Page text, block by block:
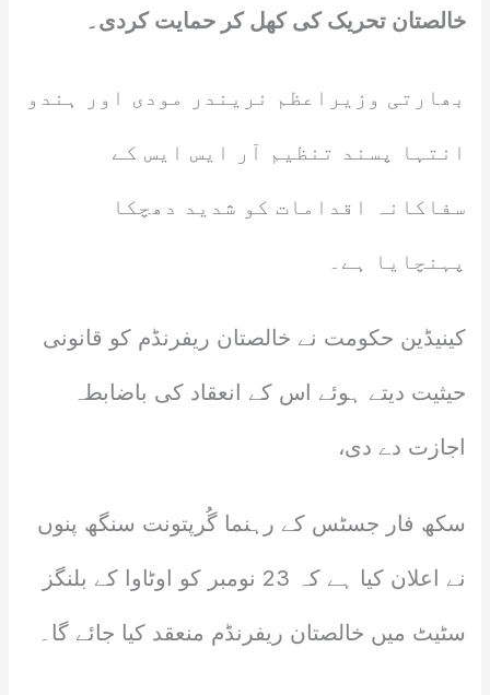
خالصتان تحریک کی کھل کر حمایت کردی۔
بھارتی وزیراعظم نریندر مودی اور ہندو
انتہا پسند تنظیم آر ایس ایس کے
سفاکانہ اقدامات کو شدید دھچکا
پہنچایا ہے۔
کینیڈین حکومت نے خالصتان ریفرنڈم کو قانونی
حیثیت دیتے ہوئے اس کے انعقاد کی باضابطہ
اجازت دے دی،
سکھ فار جسٹس کے رہنما گُرپتونت سنگھ پنوں
نے اعلان کیا ہے کہ 23 نومبر کو اوٹاوا کے بلنگز
سٹیٹ میں خالصتان ریفرنڈم منعقد کیا جائے گا۔